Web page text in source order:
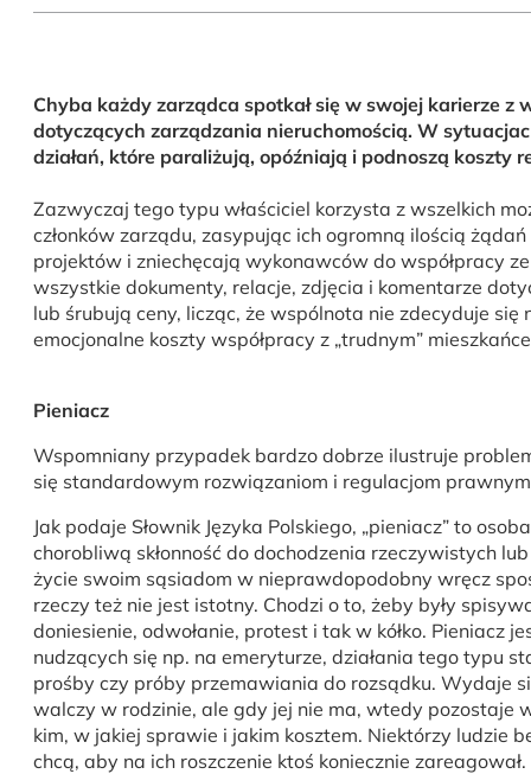
Chyba każdy zarządca spotkał się w swojej karierze z
dotyczących zarządzania nieruchomością. W
działań, które paraliżują, opóźniają i podnoszą koszty
Zazwyczaj tego typu właściciel korzysta z wszelkich
członków zarządu, zasypując ich ogromną ilością
projektów i zniechęcają wykonawców do współpracy
wszystkie dokumenty, relacje, zdjęcia i komentarze
lub śrubują ceny, licząc, że wspólnota nie zdecyduje
emocjonalne koszty współpracy z „trudnym”
Pieniacz
Wspomniany przypadek bardzo dobrze ilustruje
się standardowym rozwiązaniom i regulacjom
Jak podaje Słownik Języka Polskiego, „pieniacz” to
chorobliwą skłonność do dochodzenia rzeczywistych
życie swoim sąsiadom w nieprawdopodobny wręcz
rzeczy też nie jest istotny. Chodzi o to, żeby były
doniesienie, odwołanie, protest i tak w kółko.
nudzących się np. na emeryturze, działania tego typu
prośby czy próby przemawiania do rozsądku. Wydaje
walczy w rodzinie, ale gdy jej nie ma, wtedy pozostaje
kim, w jakiej sprawie i jakim kosztem. Niektórzy ludzie
chcą, aby na ich roszczenie ktoś koniecznie